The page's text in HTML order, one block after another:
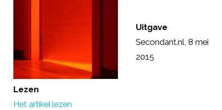
Uitgave
Secondant.nl, 8 mei
2015
Lezen
Het artikel lezen